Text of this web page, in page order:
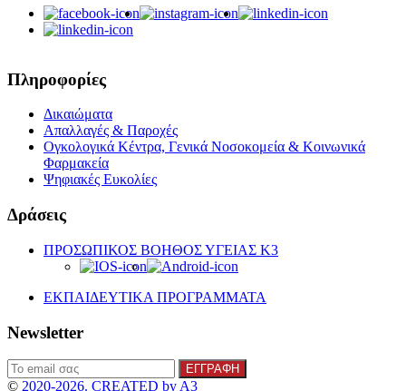
Πληροφορίες
Δικαιώματα
Απαλλαγές & Παροχές
Ογκολογικά Κέντρα, Γενικά Νοσοκομεία & Κοινωνικά
Φαρμακεία
Ψηφιακές Ευκολίες
Δράσεις
ΠΡΟΣΩΠΙΚΟΣ ΒΟΗΘΟΣ ΥΓΕΙΑΣ K3
ΕΚΠΑΙΔΕΥΤΙΚΑ ΠΡΟΓΡΑΜΜΑΤΑ
Newsletter
© 2020-2026. CREATED by A3